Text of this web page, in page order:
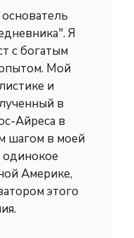
Я
с богатым
Мой
и
в
Айреса в
шагом в моей
одинокое
Америке,
этого